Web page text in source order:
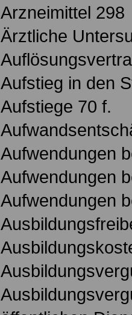
Arzneimittel 298
Ärztliche
Aufstieg in den
Aufstiege 70 f.
Aufwendungen
Aufwendungen
Aufwendungen